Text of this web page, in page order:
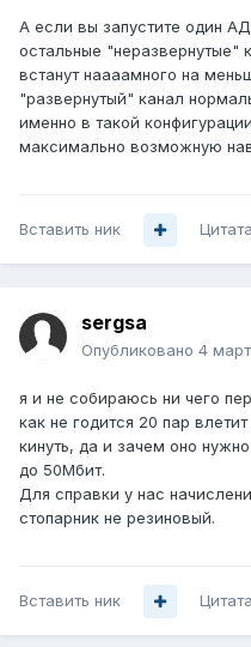
А если вы запустите один
остальные "неразвернутые"
встанут наааамного на
"развернутый" канал
именно в такой
максимально возможную
Вставить ник Цитата
sergsa
Опубликовано 4
я и не собираюсь ни чего
как не годится 20 пар
кинуть, да и зачем оно
до 50Мбит.
Для справки у нас
стопарник не резиновый.
Вставить ник Цитата